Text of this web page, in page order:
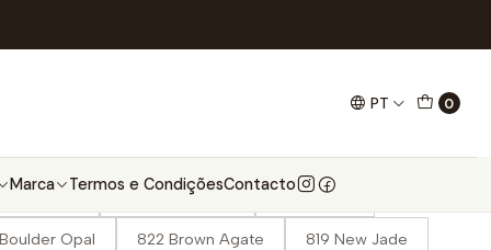
PT 0
Marca Termos e CondiçõesContacto
Quartz 803 Black Onyx 831 Axinite
Opal 822 Brown Agate 819 New Jade